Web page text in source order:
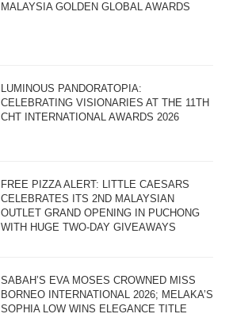
MALAYSIA GOLDEN GLOBAL AWARDS
LUMINOUS PANDORATOPIA:
CELEBRATING VISIONARIES AT THE 11TH
CHT INTERNATIONAL AWARDS 2026
FREE PIZZA ALERT: LITTLE CAESARS
CELEBRATES ITS 2ND MALAYSIAN
OUTLET GRAND OPENING IN PUCHONG
WITH HUGE TWO-DAY GIVEAWAYS
SABAH’S EVA MOSES CROWNED MISS
BORNEO INTERNATIONAL 2026; MELAKA’S
SOPHIA LOW WINS ELEGANCE TITLE